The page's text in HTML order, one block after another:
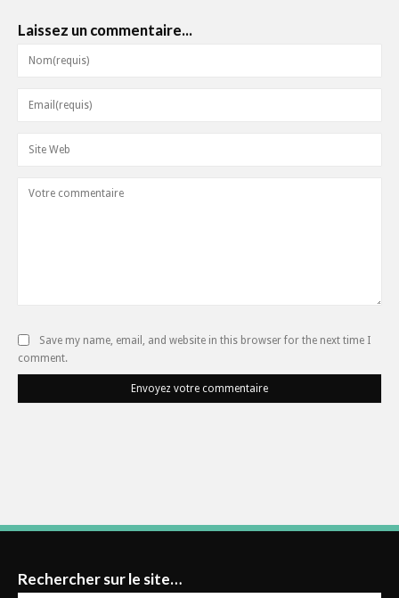
Laissez un commentaire...
Save my name, email, and website in this browser for the next time I
comment.
Envoyez votre commentaire
Rechercher sur le site…